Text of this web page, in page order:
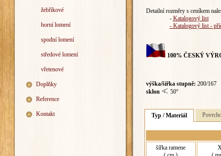
žebříkové
horní lomení
spodní lomení
středové lomení
vřetenové
Doplňky
Reference
Kontakt
Detailní rozměry s ceníkem
- Katalogový list
- Katalogový list -
100% ČESKÝ
výška/šířka stupně: 200/167
sklon
50°
Typ / Materiál
šířka ramene